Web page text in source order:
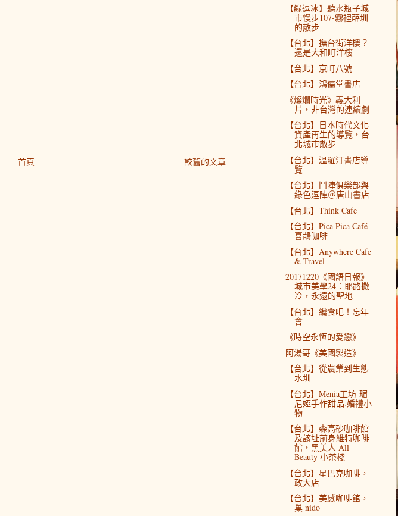
較舊的文章
首頁
【綠逗冰】聽水瓶子城
市慢步107-霧裡薜圳
的散步
【台北】撫台街洋樓？
還是大和町洋樓
【台北】京町八號
【台北】鴻儒堂書店
《燦爛時光》義大利
片，非台灣的連續劇
【台北】日本時代文化
資產再生的導覽，台
北城市散步
【台北】溫羅汀書店導
覽
【台北】鬥陣俱樂部與
綠色逗陣＠唐山書店
【台北】Think Cafe
【台北】Pica Pica Café
喜鵲咖啡
【台北】Anywhere Cafe
& Travel
20171220《國語日報》
城市美學24：耶路撒
冷，永遠的聖地
【台北】纔食吧！忘年
會
《時空永恆的愛戀》
阿湯哥《美國製造》
【台北】從農業到生態
水圳
【台北】Menia工坊-瑂
尼婭手作甜品.婚禮小
物
【台北】森高砂咖啡館
及該址前身維特咖啡
館，黑美人 All
Beauty 小茶棧
【台北】星巴克咖啡，
政大店
【台北】美感咖啡館，
巢 nido